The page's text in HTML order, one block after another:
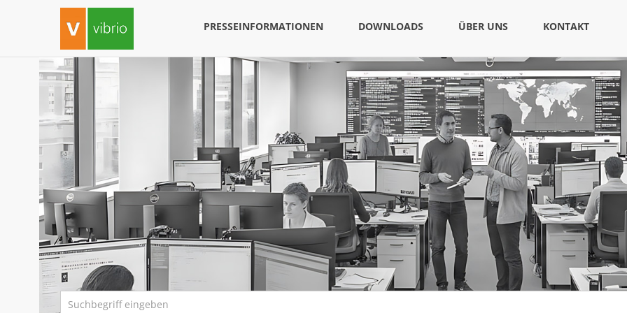
PRESSEINFORMATIONEN DOWNLOADS ÜBER UNS KONTAKT